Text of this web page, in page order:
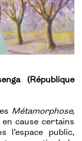
(République
Métamorphose,
cause certains
l’espace public,